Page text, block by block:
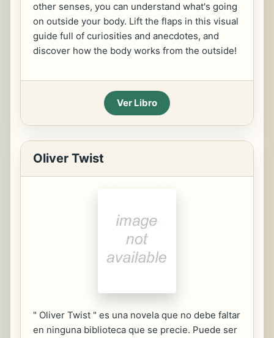
other senses, you can understand what's going
on outside your body. Lift the flaps in this visual
guide full of curiosities and anecdotes, and
discover how the body works from the outside!
Ver Libro
Oliver Twist
" Oliver Twist " es una novela que no debe faltar
en ninguna biblioteca que se precie. Puede ser